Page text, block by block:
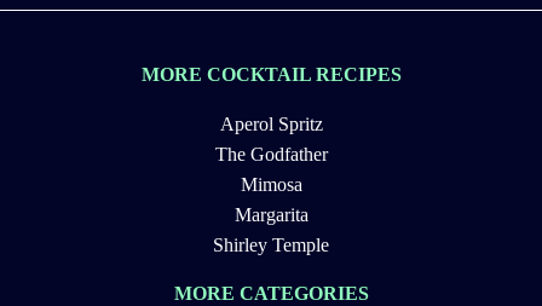
MORE COCKTAIL RECIPES
Aperol Spritz
The Godfather
Mimosa
Margarita
Shirley Temple
MORE CATEGORIES